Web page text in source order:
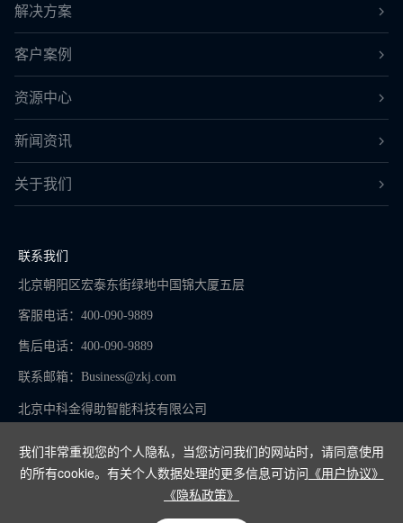
我们非常重视您的个人隐私，当您访问我们的网站时，请同意使用
的所有cookie。有关个人数据处理的更多信息可访问 《用户协议》
《隐私政策》
解决方案
客户案例
资源中心
新闻资讯
关于我们
联系我们
北京朝阳区宏泰东街绿地中国锦大厦五层
客服电话：400-090-9889
售后电话：400-090-9889
联系邮箱： Business@zkj.com
北京中科金得助智能科技有限公司
京ICP备16065273号-9
Copyright © 2024